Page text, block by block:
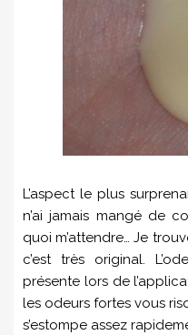
L’aspect le plus
n’ai jamais mangé de
quoi m’attendre… Je
c’est très original.
présente lors de
les odeurs fortes vous
s’estompe assez